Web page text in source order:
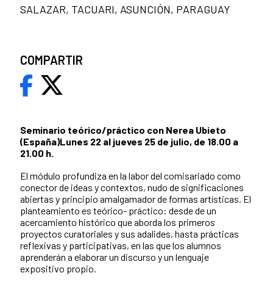
Seminario teórico/práctico con Nerea Ubieto
(España)Lunes 22 al jueves 25 de julio, de 18.00 a
21.00 h.
El módulo profundiza en la labor del comisariado como
conector de ideas y contextos, nudo de significaciones
abiertas y principio amalgamador de formas artísticas. El
planteamiento es teórico- práctico: desde de un
acercamiento histórico que aborda los primeros
proyectos curatoriales y sus adalides, hasta prácticas
reflexivas y participativas, en las que los alumnos
aprenderán a elaborar un discurso y un lenguaje
expositivo propio.
SALAZAR, TACUARI, ASUNCIÓN, PARAGUAY
COMPARTIR